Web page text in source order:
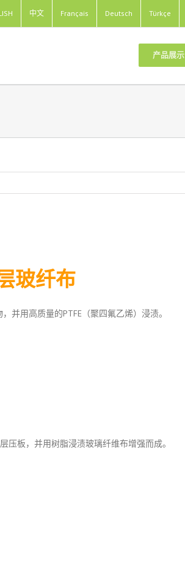
中文 Français Deutsch Türkçe
产品展示
玻纤布
并用高质量的PTFE（聚四氟乙烯）浸渍。
压板，并用树脂浸渍玻璃纤维布增强而成。